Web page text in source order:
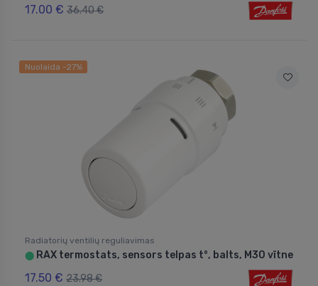
17.00 € 36.40 €
Nuolaida -27%
Radiatorių ventilių reguliavimas
⬤ RAX termostats, sensors telpas t°, balts, M30 vītne
17.50 € 23.98 €